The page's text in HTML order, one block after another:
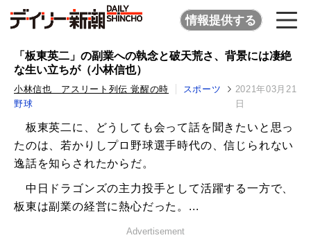
情報提供する
「板東英二」の副業への執念と破天荒さ、背景には凄絶
な生い立ちが（小林信也）
小林信也 アスリート列伝 覚醒の時
スポーツ
野球
2021年03月21
日
板東英二に、どうしても会って話を聞きたいと思っ
たのは、若かりしプロ野球選手時代の、信じられない
逸話を知らされたからだ。
中日ドラゴンズの主力投手として活躍する一方で、
板東は副業の経営に熱心だった。...
Advertisement